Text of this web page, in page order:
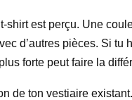
est perçu. Une
d’autres pièces. Si
forte peut faire la
de ton vestiaire